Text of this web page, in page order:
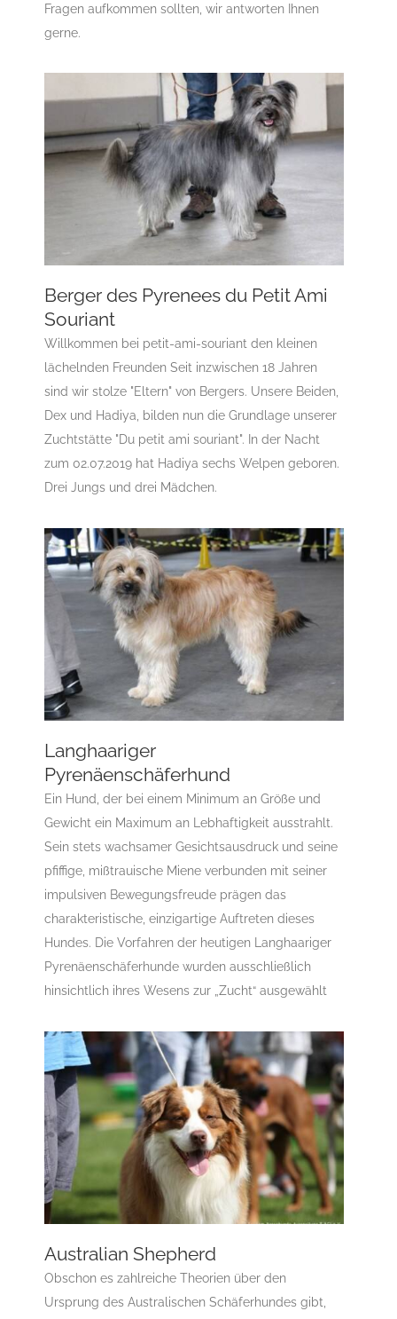
Fragen aufkommen sollten, wir antworten Ihnen
gerne.
Berger des Pyrenees du Petit Ami
ACI-Standard
Gruppe 1-Sektion 1 Züchter Chien de
Berger des Pyrénées à poil long
Gruppe 1-Sektion 1-Langhaariger
Pyrenäenschäferhund Rassehunde Standard
Rassehunde-Verein Rassehundeclub CAR e.V.
Rassehundezüchter
Berger des Pyrenees du Petit Ami
Souriant
Willkommen bei petit-ami-souriant den kleinen
lächelnden Freunden Seit inzwischen 18 Jahren
sind wir stolze "Eltern" von Bergers. Unsere Beiden,
Dex und Hadiya, bilden nun die Grundlage unserer
Zuchtstätte "Du petit ami souriant". In der Nacht
zum 02.07.2019 hat Hadiya sechs Welpen geboren.
Drei Jungs und drei Mädchen.
Langhaariger Pyrenäenschäferhund
ACI-Standard Gruppe 1
Gruppe 1-Sektion 1
Rassehunde von A bis Z
Langhaariger
Pyrenäenschäferhund
Ein Hund, der bei einem Minimum an Größe und
Gewicht ein Maximum an Lebhaftigkeit ausstrahlt.
Sein stets wachsamer Gesichtsausdruck und seine
pfiffige, mißtrauische Miene verbunden mit seiner
impulsiven Bewegungsfreude prägen das
charakteristische, einzigartige Auftreten dieses
Hundes. Die Vorfahren der heutigen Langhaariger
Pyrenäenschäferhunde wurden ausschließlich
hinsichtlich ihres Wesens zur „Zucht“ ausgewählt
Australian Shepherd
Australian Shepherd
Obschon es zahlreiche Theorien über den
Ursprung des Australischen Schäferhundes gibt,